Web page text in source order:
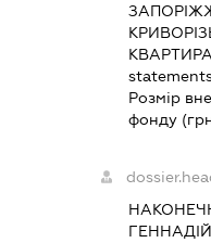
Розмір
фонду